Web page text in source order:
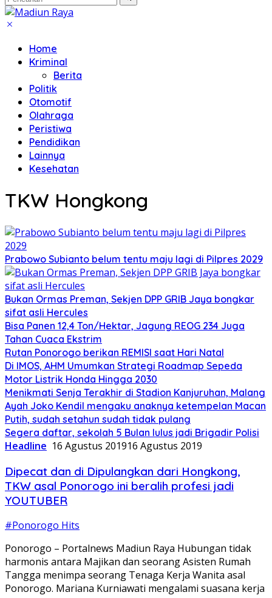
Home
Kriminal
Berita
Politik
Otomotif
Olahraga
Peristiwa
Pendidikan
Lainnya
Kesehatan
TKW Hongkong
Prabowo Subianto belum tentu maju lagi di Pilpres 2029
Bukan Ormas Preman, Sekjen DPP GRIB Jaya bongkar
sifat asli Hercules
Bisa Panen 12,4 Ton/Hektar, Jagung REOG 234 Juga
Tahan Cuaca Ekstrim
Rutan Ponorogo berikan REMISI saat Hari Natal
Di IMOS, AHM Umumkan Strategi Roadmap Sepeda
Motor Listrik Honda Hingga 2030
Menikmati Senja Terakhir di Stadion Kanjuruhan, Malang
Ayah Joko Kendil mengaku anaknya ketempelan Macan
Putih, sudah setahun sudah tidak pulang
Segera daftar, sekolah 5 Bulan lulus jadi Brigadir Polisi
Headline 16 Agustus 201916 Agustus 2019
Dipecat dan di Dipulangkan dari Hongkong,
TKW asal Ponorogo ini beralih profesi jadi
YOUTUBER
#Ponorogo Hits
Ponorogo – Portalnews Madiun Raya Hubungan tidak
harmonis antara Majikan dan seorang Asisten Rumah
Tangga menimpa seorang Tenaga Kerja Wanita asal
Ponorogo. Mariana Kurniawati mengalami suasana kerja